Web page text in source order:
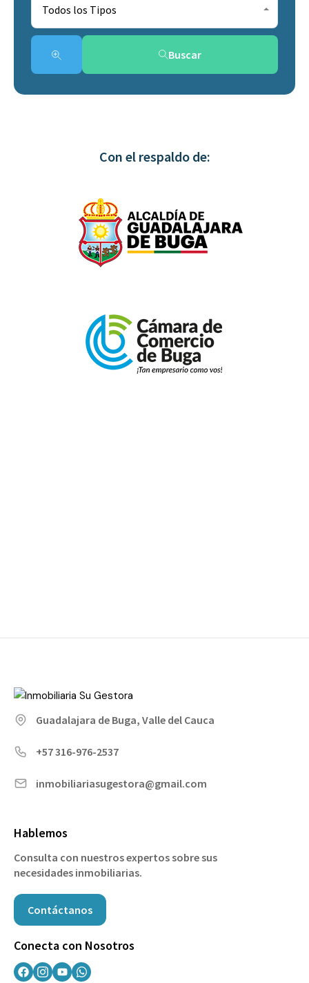
Todos los Tipos
Buscar
Con el respaldo de:
Guadalajara de Buga, Valle del Cauca
+57 316-976-2537
inmobiliariasugestora@gmail.com
Hablemos
Consulta con nuestros expertos sobre sus
necesidades inmobiliarias.
Contáctanos
Conecta con Nosotros